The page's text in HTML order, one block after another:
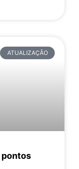
ATUALIZAÇÃO
pontos